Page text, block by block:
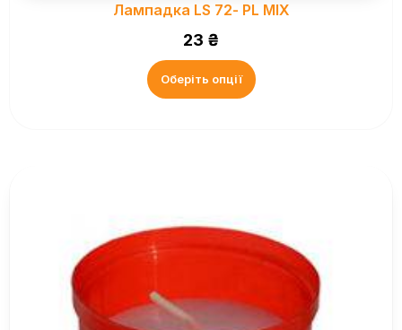
Лампадка LS 72- PL MIX
23 ₴
Оберіть опції